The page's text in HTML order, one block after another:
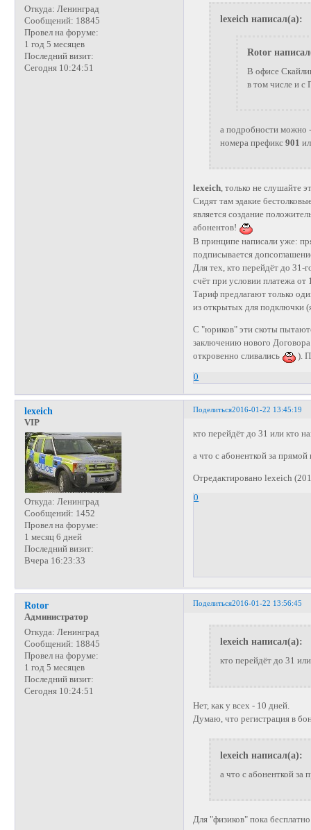
Откуда: Ленинград
Сообщений: 18845
Провел на форуме:
1 год 5 месяцев
Последний визит:
Сегодня 10:24:51
lexeich написал(а):
Rotor
В офисе
в том числе и
а подробности можно
номера префикс 901
lexeich, только не слушайте
Сидят там эдакие
является создание
абонентов!
В принципе написали уже:
подписывается
Для тех, кто перейдёт до 31-
счёт при условии платежа от
Тариф предлагают только
из открытых для подключки
С "юриков" эти скоты
заключению нового Договора
откровенно сливались
).
0
Поделиться2016-01-22 13:45:19
lexeich
VIP
Откуда: Ленинград
Сообщений: 1452
Провел на форуме:
1 месяц 6 дней
Последний визит:
Вчера 16:23:33
кто перейдёт до 31 или кто
а что с абоненткой за прямой
Отредактировано lexeich
0
Поделиться2016-01-22 13:56:45
Rotor
Администратор
Откуда: Ленинград
Сообщений: 18845
Провел на форуме:
1 год 5 месяцев
Последний визит:
Сегодня 10:24:51
lexeich написал(а):
кто перейдёт до 31
Нет, как у всех - 10 дней.
Думаю, что регистрация в
lexeich написал(а):
а что с абоненткой за
Для "физиков" пока